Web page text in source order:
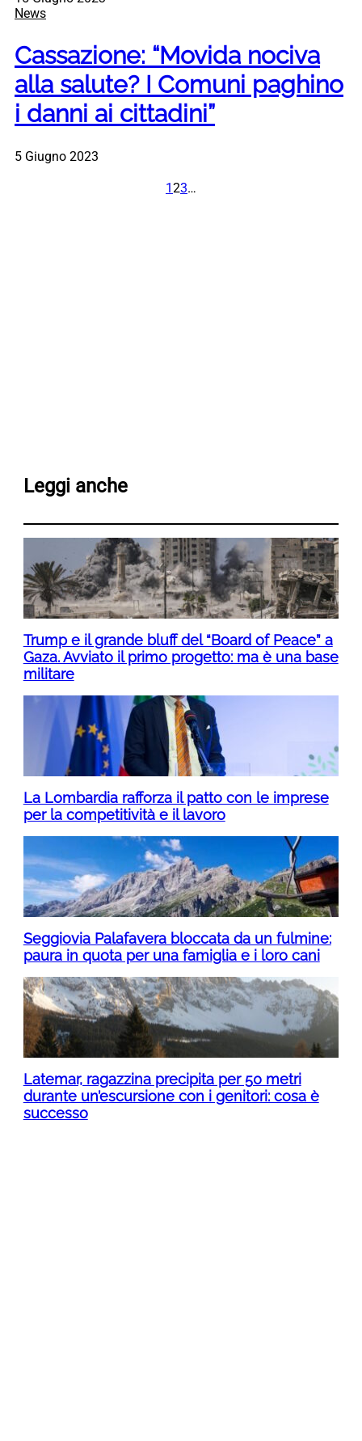
News
Cassazione: “Movida nociva
alla salute? I Comuni paghino
i danni ai cittadini”
5 Giugno 2023
123…
Leggi anche
Trump e il grande bluff del “Board of Peace” a
Gaza. Avviato il primo progetto: ma è una base
militare
La Lombardia rafforza il patto con le imprese
per la competitività e il lavoro
Seggiovia Palafavera bloccata da un fulmine:
paura in quota per una famiglia e i loro cani
Latemar, ragazzina precipita per 50 metri
durante un’escursione con i genitori: cosa è
successo